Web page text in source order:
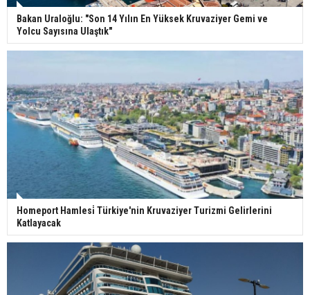
Bakan Uraloğlu: "Son 14 Yılın En Yüksek Kruvaziyer Gemi ve
Yolcu Sayısına Ulaştık"
Homeport Hamlesi̇ Türkiye'nin Kruvaziyer Turizmi Gelirlerini
Katlayacak